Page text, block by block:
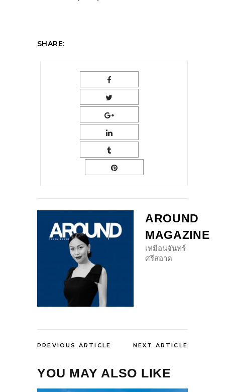
SHARE:
AROUND
MAGAZINE
เหมือนจันทร์
ศรีสอาด
PREVIOUS ARTICLE NEXT ARTICLE
YOU MAY ALSO LIKE